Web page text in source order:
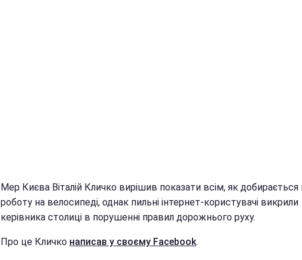
Мер Києва Віталій Кличко вирішив показати всім, як добирається
роботу на велосипеді, однак пильні інтернет-користувачі викрили
керівника столиці в порушенні правил дорожнього руху.
Про це Кличко написав у своєму Facebook.